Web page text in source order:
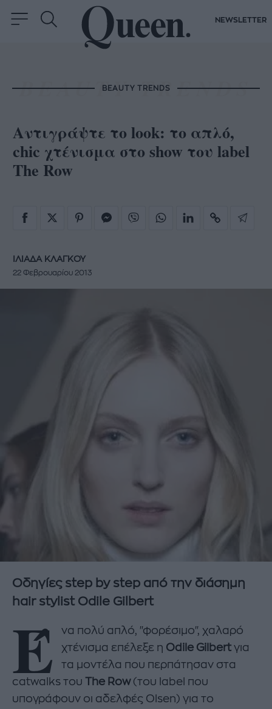
NEWSLETTER
BEAUTY TRENDS
Αντιγράψτε το look: το απλό,
chic χτένισμα στο show του label
The Row
ΙΛΙΑΔΑ ΚΛΑΓΚΟΥ
22 Φεβρουαρίου 2013
Οδηγίες step by step από την διάσημη
hair stylist Odile Gilbert
Έ
να πολύ απλό, "φορέσιμο", χαλαρό
χτένισμα επέλεξε η Odile Gilbert για
τα μοντέλα που περπάτησαν στα
catwalks του The Row(του label που
υπογράφουν οι αδελφές Olsen) για το